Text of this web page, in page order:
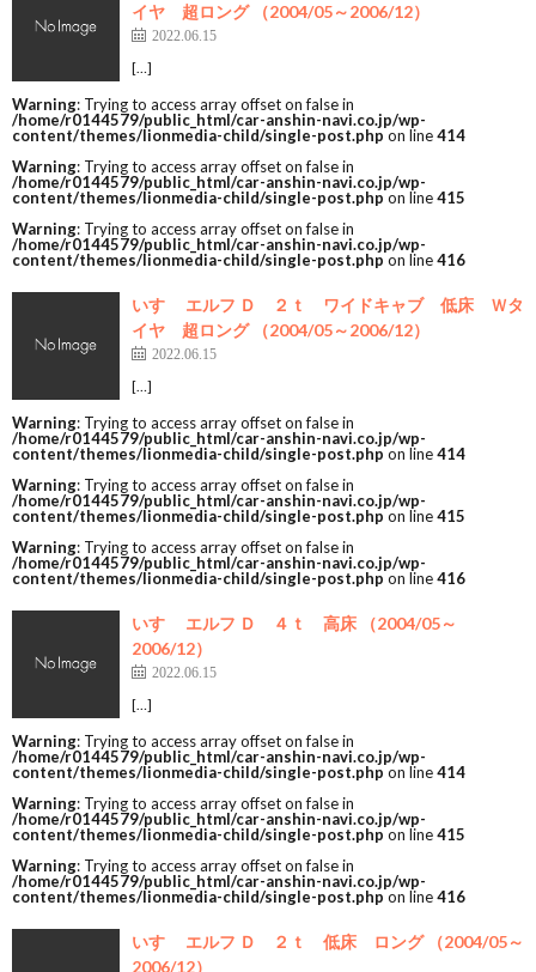
イヤ 超ロング （2004/05～2006/12）
2022.06.15
[…]
Warning: Trying to access array offset on false in
/home/r0144579/public_html/car-anshin-navi.co.jp/wp-
content/themes/lionmedia-child/single-post.php on line414
Warning: Trying to access array offset on false in
/home/r0144579/public_html/car-anshin-navi.co.jp/wp-
content/themes/lionmedia-child/single-post.php on line415
Warning: Trying to access array offset on false in
/home/r0144579/public_html/car-anshin-navi.co.jp/wp-
content/themes/lionmedia-child/single-post.php on line416
いすゞ エルフ Ｄ ２ｔ ワイドキャブ 低床 Ｗタ
イヤ 超ロング （2004/05～2006/12）
2022.06.15
[…]
Warning: Trying to access array offset on false in
/home/r0144579/public_html/car-anshin-navi.co.jp/wp-
content/themes/lionmedia-child/single-post.php on line414
Warning: Trying to access array offset on false in
/home/r0144579/public_html/car-anshin-navi.co.jp/wp-
content/themes/lionmedia-child/single-post.php on line415
Warning: Trying to access array offset on false in
/home/r0144579/public_html/car-anshin-navi.co.jp/wp-
content/themes/lionmedia-child/single-post.php on line416
いすゞ エルフ Ｄ ４ｔ 高床 （2004/05～
2006/12）
2022.06.15
[…]
Warning: Trying to access array offset on false in
/home/r0144579/public_html/car-anshin-navi.co.jp/wp-
content/themes/lionmedia-child/single-post.php on line414
Warning: Trying to access array offset on false in
/home/r0144579/public_html/car-anshin-navi.co.jp/wp-
content/themes/lionmedia-child/single-post.php on line415
Warning: Trying to access array offset on false in
/home/r0144579/public_html/car-anshin-navi.co.jp/wp-
content/themes/lionmedia-child/single-post.php on line416
いすゞ エルフ Ｄ ２ｔ 低床 ロング （2004/05～
2006/12）